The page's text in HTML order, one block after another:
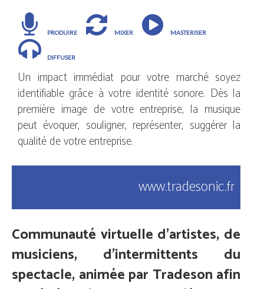
produire mixer masteriser
diffuser
Un impact immédiat pour votre marché soyez
identifiable grâce à votre identité sonore. Dès la
première image de votre entreprise, la musique
peut évoquer, souligner, représenter, suggérer la
qualité de votre entreprise.
www.tradesonic.fr
Communauté virtuelle d'artistes, de
musiciens, d'intermittents du
spectacle, animée par Tradeson afin